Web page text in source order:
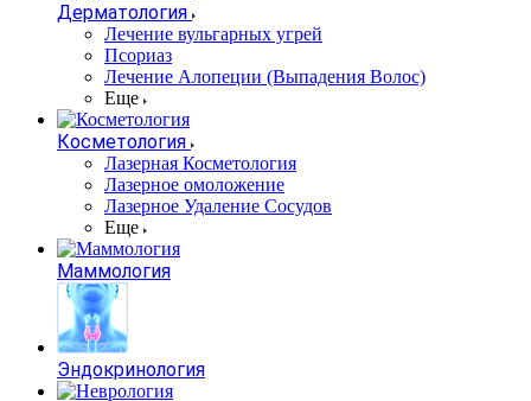
Дерматология
Лечение вульгарных угрей
Псориаз
Лечение Алопеции (Выпадения Волос)
Еще
Косметология
Лазерная Косметология
Лазерное омоложение
Лазерное Удаление Сосудов
Еще
Маммология
Эндокринология